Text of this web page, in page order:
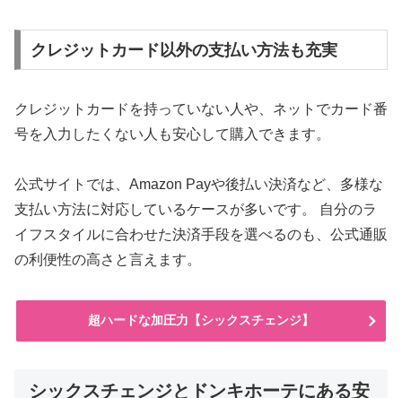
クレジットカード以外の支払い方法も充実
クレジットカードを持っていない人や、ネットでカード番
号を入力したくない人も安心して購入できます。
公式サイトでは、Amazon Payや後払い決済など、多様な
支払い方法に対応しているケースが多いです。 自分のラ
イフスタイルに合わせた決済手段を選べるのも、公式通販
の利便性の高さと言えます。
超ハードな加圧力【シックスチェンジ】
シックスチェンジとドンキホーテにある安